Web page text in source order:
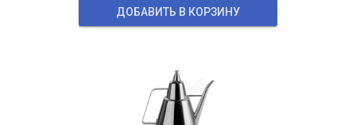
ДОБАВИТЬ В КОРЗИНУ